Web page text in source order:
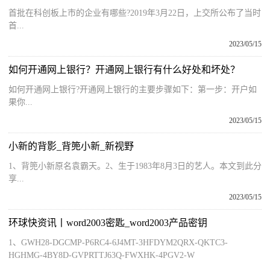
首批在科创板上市的企业有哪些?2019年3月22日，上交所公布了当时
首...
2023/05/15
如何开通网上银行？开通网上银行有什么好处和坏处？
如何开通网上银行?开通网上银行的主要步骤如下：第一步：开户如
果你...
2023/05/15
小新的背影_背篼小新_新视野
1、背篼小新原名袁霸天。2、生于1983年8月3日的艺人。本文到此分
享...
2023/05/15
环球快资讯丨word2003密匙_word2003产品密钥
1、GWH28-DGCMP-P6RC4-6J4MT-3HFDYM2QRX-QKTC3-
HGHMG-4BY8D-GVPRTTJ63Q-FWXHK-4PGV2-W